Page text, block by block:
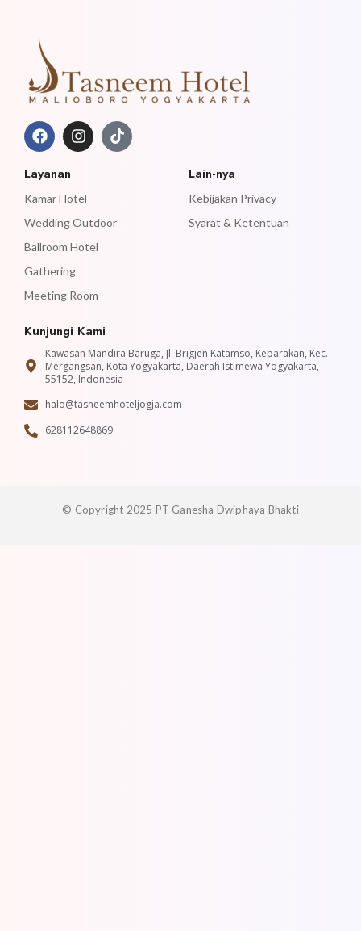
Layanan
Kamar Hotel
Wedding Outdoor
Ballroom Hotel
Gathering
Meeting Room
Lain-nya
Kebijakan Privacy
Syarat & Ketentuan
Kunjungi Kami
Kawasan Mandira Baruga, Jl. Brigjen Katamso, Keparakan, Kec.
Mergangsan, Kota Yogyakarta, Daerah Istimewa Yogyakarta,
55152, Indonesia
halo@tasneemhoteljogja.com
628112648869
© Copyright 2025 PT Ganesha Dwiphaya Bhakti